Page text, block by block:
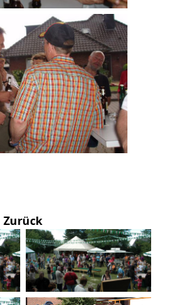
Zurück